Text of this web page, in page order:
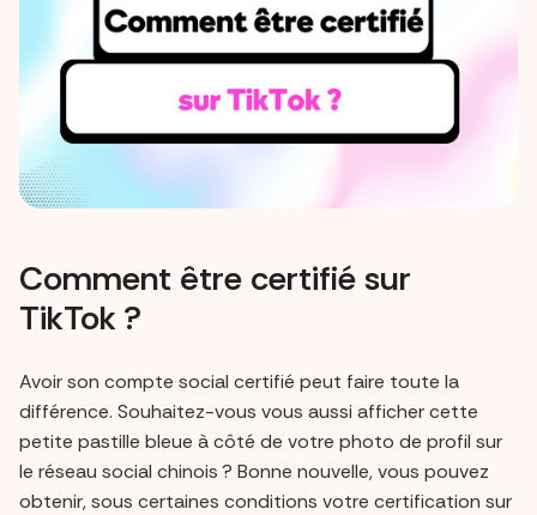
Comment être certifié sur
TikTok ?
Avoir son compte social certifié peut faire toute la
différence. Souhaitez-vous vous aussi afficher cette
petite pastille bleue à côté de votre photo de profil sur
le réseau social chinois ? Bonne nouvelle, vous pouvez
obtenir, sous certaines conditions votre certification sur